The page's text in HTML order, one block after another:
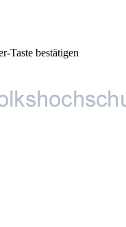
Taste bestätigen